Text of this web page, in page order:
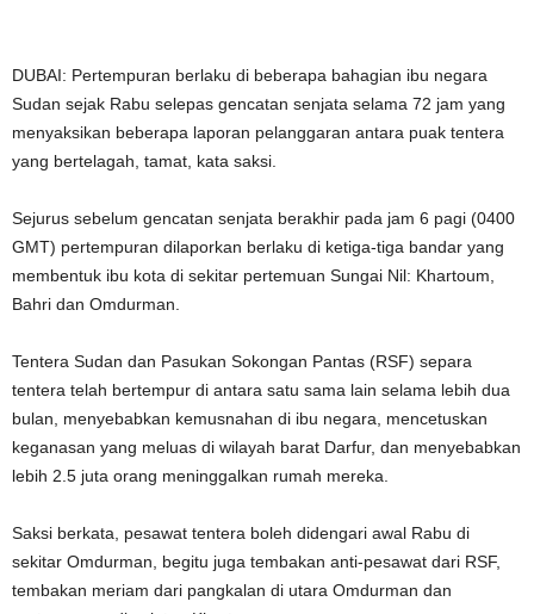
DUBAI: Pertempuran berlaku di beberapa bahagian ibu negara
Sudan sejak Rabu selepas gencatan senjata selama 72 jam yang
menyaksikan beberapa laporan pelanggaran antara puak tentera
yang bertelagah, tamat, kata saksi.
Sejurus sebelum gencatan senjata berakhir pada jam 6 pagi (0400
GMT) pertempuran dilaporkan berlaku di ketiga-tiga bandar yang
membentuk ibu kota di sekitar pertemuan Sungai Nil: Khartoum,
Bahri dan Omdurman.
Tentera Sudan dan Pasukan Sokongan Pantas (RSF) separa
tentera telah bertempur di antara satu sama lain selama lebih dua
bulan, menyebabkan kemusnahan di ibu negara, mencetuskan
keganasan yang meluas di wilayah barat Darfur, dan menyebabkan
lebih 2.5 juta orang meninggalkan rumah mereka.
Saksi berkata, pesawat tentera boleh didengari awal Rabu di
sekitar Omdurman, begitu juga tembakan anti-pesawat dari RSF,
tembakan meriam dari pangkalan di utara Omdurman dan